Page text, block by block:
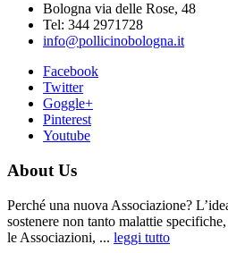
Bologna via delle Rose, 48
Tel: 344 2971728
info@pollicinobologna.it
Facebook
Twitter
Goggle+
Pinterest
Youtube
About Us
Perché una nuova Associazione?
sostenere non tanto malattie
le Associazioni, ... leggi tutto